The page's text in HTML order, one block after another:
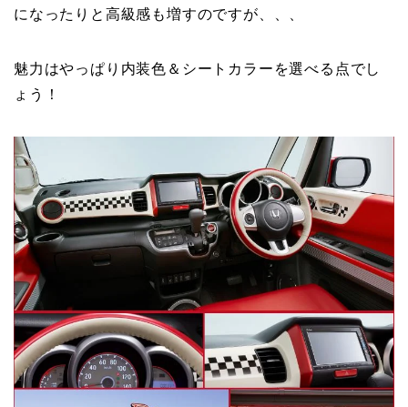
になったりと高級感も増すのですが、、、
魅力はやっぱり内装色＆シートカラーを選べる点でし
ょう！